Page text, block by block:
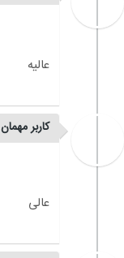
کاربر مهمان